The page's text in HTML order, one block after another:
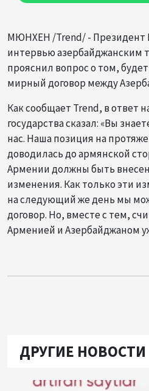
МЮНХЕН /Trend/ - Президент
интервью азербайджанским
прояснил вопрос о том,
мирный договор между
Как сообщает Trend, в ответ
государства сказал: «Вы
нас. Наша позиция на
доводилась до армянской
Армении должны быть
изменения. Как только эти
на следующий же день мы
договор. Но, вместе с тем,
Арменией и Азербайджаном
ДРУГИЕ НОВОСТИ